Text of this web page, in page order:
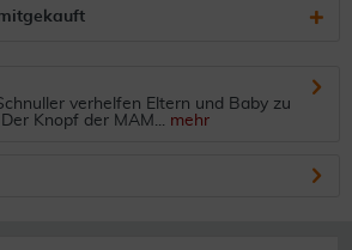
verhelfen Eltern und Baby zu
Knopf der MAM... mehr